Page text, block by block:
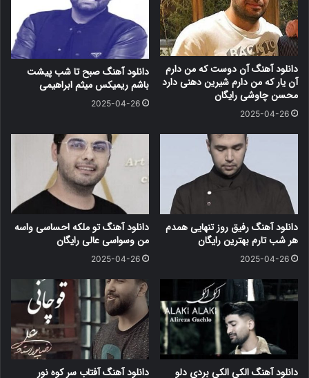
دانلود آهنگ آن دوست که من دارم
آن یار که من دارم شیرین دهنی دارد
محسن چاوشی رایگان
2025-04-26
دانلود آهنگ صبح تا شب پیشت
باشم ریمیکس میثم ابراهیمی
2025-04-26
دانلود آهنگ رفیق روز تنهایی همدم
هر شب تارم بهترین رایگان
2025-04-26
دانلود آهنگ تو ملکه احساسی واسه
من وسواسی عالی رایگان
2025-04-26
دانلود آهنگ الکی الکی بردی دلو
دانلود آهنگ آفتاب سر کوه نور